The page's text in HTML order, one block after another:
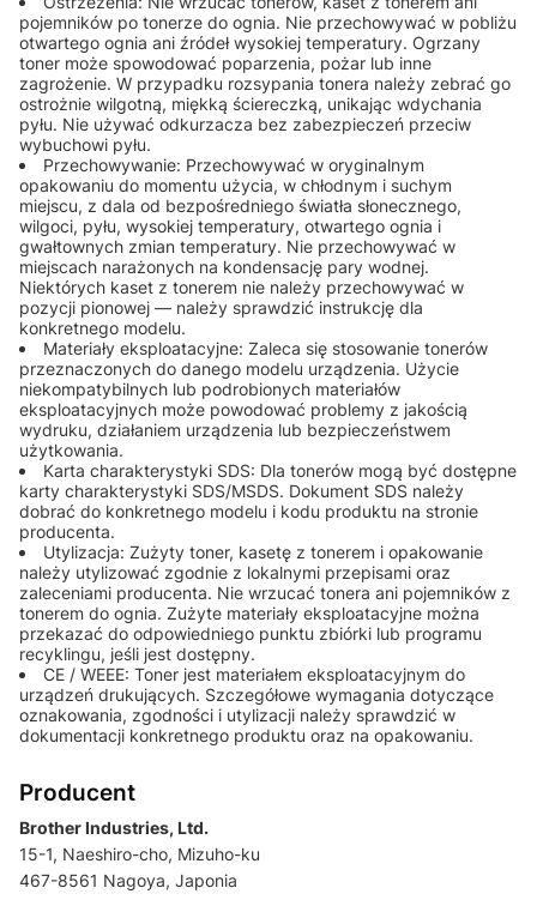
pojemników po tonerze do ognia. Nie przechowywać w pobliżu
otwartego ognia ani źródeł wysokiej temperatury. Ogrzany
toner może spowodować poparzenia, pożar lub inne
zagrożenie. W przypadku rozsypania tonera należy zebrać go
ostrożnie wilgotną, miękką ściereczką, unikając wdychania
pyłu. Nie używać odkurzacza bez zabezpieczeń przeciw
wybuchowi pyłu.
Przechowywanie: Przechowywać w oryginalnym
opakowaniu do momentu użycia, w chłodnym i suchym
miejscu, z dala od bezpośredniego światła słonecznego,
wilgoci, pyłu, wysokiej temperatury, otwartego ognia i
gwałtownych zmian temperatury. Nie przechowywać w
miejscach narażonych na kondensację pary wodnej.
Niektórych kaset z tonerem nie należy przechowywać w
pozycji pionowej — należy sprawdzić instrukcję dla
konkretnego modelu.
Materiały eksploatacyjne: Zaleca się stosowanie tonerów
przeznaczonych do danego modelu urządzenia. Użycie
niekompatybilnych lub podrobionych materiałów
eksploatacyjnych może powodować problemy z jakością
wydruku, działaniem urządzenia lub bezpieczeństwem
użytkowania.
Karta charakterystyki SDS: Dla tonerów mogą być dostępne
karty charakterystyki SDS/MSDS. Dokument SDS należy
dobrać do konkretnego modelu i kodu produktu na stronie
producenta.
Utylizacja: Zużyty toner, kasetę z tonerem i opakowanie
należy utylizować zgodnie z lokalnymi przepisami oraz
zaleceniami producenta. Nie wrzucać tonera ani pojemników z
tonerem do ognia. Zużyte materiały eksploatacyjne można
przekazać do odpowiedniego punktu zbiórki lub programu
recyklingu, jeśli jest dostępny.
CE / WEEE: Toner jest materiałem eksploatacyjnym do
urządzeń drukujących. Szczegółowe wymagania dotyczące
oznakowania, zgodności i utylizacji należy sprawdzić w
dokumentacji konkretnego produktu oraz na opakowaniu.
Producent
Brother Industries, Ltd.
15-1, Naeshiro-cho, Mizuho-ku
467-8561 Nagoya, Japonia